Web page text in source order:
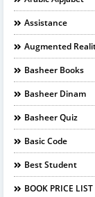
Assistance
Augmented
Basheer Books
Basheer Dinam
Basheer Quiz
Basic Code
Best Student
BOOK PRICE LIST